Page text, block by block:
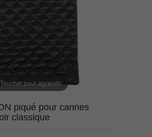
Toucher pour agrandir
piqué pour cannes
classique